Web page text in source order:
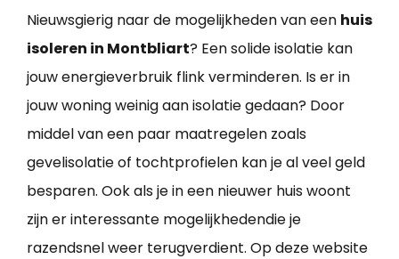
Nieuwsgierig naar de mogelijkheden van een huis
isoleren in Montbliart? Een solide isolatie kan
jouw energieverbruik flink verminderen. Is er in
jouw woning weinig aan isolatie gedaan? Door
middel van een paar maatregelen zoals
gevelisolatie of tochtprofielen kan je al veel geld
besparen. Ook als je in een nieuwer huis woont
zijn er interessante mogelijkhedendie je
razendsnel weer terugverdient. Op deze website